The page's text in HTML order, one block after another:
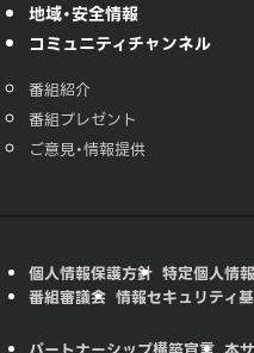
地域・安全情報
コミュニティチャンネル
番組紹介
番組プレゼント
ご意見・情報提供
個人情報保護方針 特定個人情
番組審議会 情報セキュリティ